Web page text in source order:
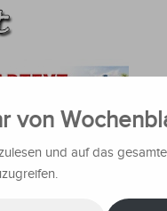
von
und auf das